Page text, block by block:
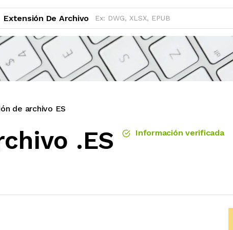
Extensión De Archivo
de archivo ES
.ES Información verificada